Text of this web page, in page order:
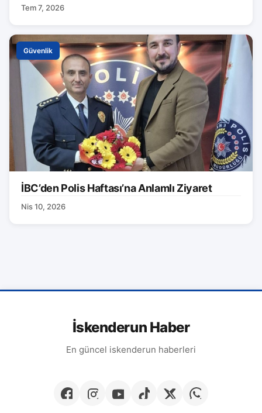
Tem 7, 2026
Güvenlik
İBC’den Polis Haftası’na Anlamlı Ziyaret
Nis 10, 2026
İskenderun Haber
En güncel iskenderun haberleri